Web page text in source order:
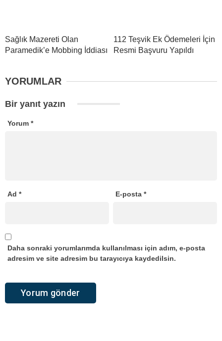
Sağlık Mazereti Olan
Paramedik’e Mobbing İddiası
112 Teşvik Ek Ödemeleri İçin
Resmi Başvuru Yapıldı
YORUMLAR
Bir yanıt yazın
Yorum *
Ad * E-posta*
Daha sonraki yorumlarımda kullanılması için adım, e-posta
adresim ve site adresim bu tarayıcıya kaydedilsin.